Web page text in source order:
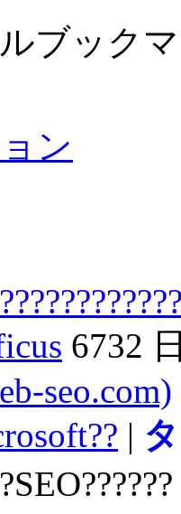
ブック
ン
6732
seo.com)
|